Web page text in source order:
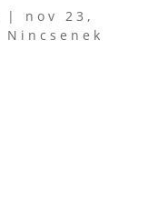
| nov 23,
Nincsenek